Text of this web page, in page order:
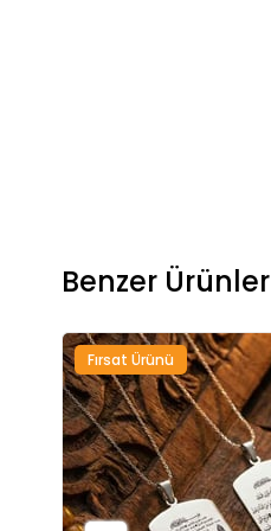
Benzer Ürünler
Fırsat Ürünü